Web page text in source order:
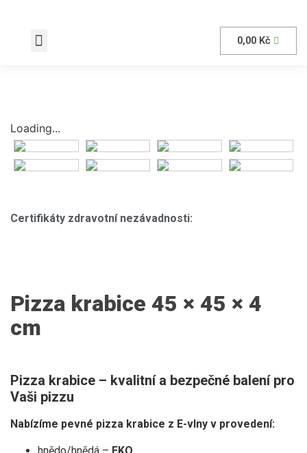
0,00 Kč
Loading...
Certifikáty zdravotní nezávadnosti:
Pizza krabice 45 × 45 × 4
cm
Pizza krabice – kvalitní a bezpečné balení pro
Vaši pizzu
Nabízíme pevné pizza krabice z E-vlny v provedení: